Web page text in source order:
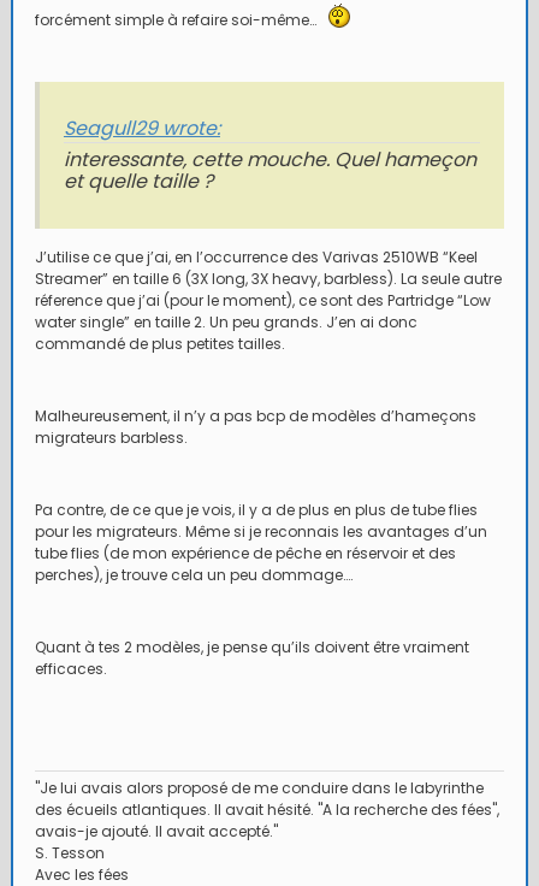
forcément simple à refaire soi-même…
Seagull29 wrote:
interessante, cette mouche. Quel hameçon
et quelle taille ?
J’utilise ce que j’ai, en l’occurrence des Varivas 2510WB “Keel
Streamer” en taille 6 (3X long, 3X heavy, barbless). La seule autre
réference que j’ai (pour le moment), ce sont des Partridge “Low
water single” en taille 2. Un peu grands. J’en ai donc
commandé de plus petites tailles.
Malheureusement, il n’y a pas bcp de modèles d’hameçons
migrateurs barbless.
Pa contre, de ce que je vois, il y a de plus en plus de tube flies
pour les migrateurs. Même si je reconnais les avantages d’un
tube flies (de mon expérience de pêche en réservoir et des
perches), je trouve cela un peu dommage….
Quant à tes 2 modèles, je pense qu’ils doivent être vraiment
efficaces.
"Je lui avais alors proposé de me conduire dans le labyrinthe
des écueils atlantiques. Il avait hésité. "A la recherche des fées",
avais-je ajouté. Il avait accepté."
S. Tesson
Avec les fées